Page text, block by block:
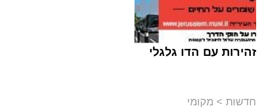
תגים:ירושלים, שב"ח
זהירות עם הדו גלגלי
חדשות > מקומי